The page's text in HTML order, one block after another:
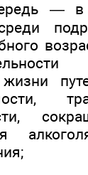
— в
жизни